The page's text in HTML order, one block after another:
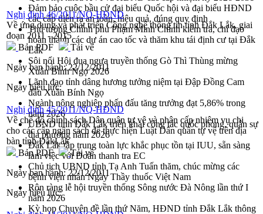
Đảm bảo cuộc bầu cử đại biểu Quốc hội và đại biểu HĐND
các cấp diễn ra an toàn, hiệu quả, đúng quy định
Thủ tướng Chính phủ Phạm Minh Chính kiểm tra, chỉ đạo
hoàn thành các dự án cao tốc và thăm khu tái định cư tại Đắk
Lắk
Sôi nổi Hội đua ngựa truyền thống Gò Thì Thùng mừng
Xuân Bính Ngọ 2026
Lãnh đạo tỉnh dâng hương tưởng niệm tại Đập Đồng Cam
đầu Xuân Bính Ngọ
Ngành nông nghiệp phấn đấu tăng trưởng đạt 5,86% trong
năm 2026
UBND tỉnh Đắk Lắk triển khai công tác quốc phòng, quân sự
địa phương năm 2026
Đắk Lắk tập trung toàn lực khắc phục tồn tại IUU, sẵn sàng
làm việc với Đoàn thanh tra EC
Chủ tịch UBND tỉnh Tạ Anh Tuấn thăm, chúc mừng các
bệnh viện nhân Ngày Thầy thuốc Việt Nam
Rộn ràng lễ hội truyền thống Sông nước Đà Nông lần thứ I
năm 2026
Kỳ họp Chuyên đề lần thứ Năm, HĐND tỉnh Đắk Lắk thông
Nghị định 46/2011/NQ-HĐND
Về ứng dụng và phát triển Công nghệ thông tin tỉnh Đắk Lắk, giai
đoạn 2011 - 2015
Bản PDF
Tải về
Ngày ban hành:22/12/2011
Ngày hiệu lực:
Nghị định 45/2011/NQ-HĐND
Về chế độ chính sách Dân quân tự vệ và phân cấp nhiệm vụ chi
cho các cấp ngân sách để thực hiện Luật Dân quân tự vệ trên địa
bàn tỉnh ĐắkLắk
Bản PDF
Tải về
Ngày ban hành:22/12/2011
Ngày hiệu lực: